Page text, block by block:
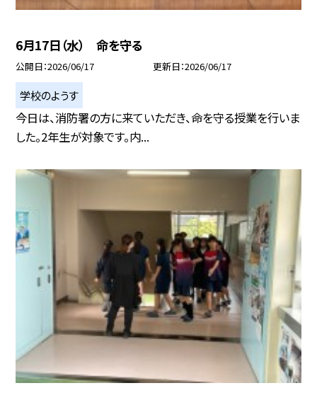
6月17日（水） 命を守る
公開日 2026/06/17 更新日 2026/06/17
学校のようす
今日は、消防署の方に来ていただき、命を守る授業を行いま
した。2年生が対象です。内...